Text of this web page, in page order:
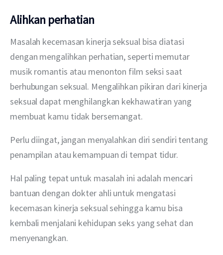
Alihkan perhatian
Masalah kecemasan kinerja seksual bisa diatasi
dengan mengalihkan perhatian, seperti memutar
musik romantis atau menonton film seksi saat
berhubungan seksual. Mengalihkan pikiran dari kinerja
seksual dapat menghilangkan kekhawatiran yang
membuat kamu tidak bersemangat.
Perlu diingat, jangan menyalahkan diri sendiri tentang
penampilan atau kemampuan di tempat tidur.
Hal paling tepat untuk masalah ini adalah mencari
bantuan dengan dokter ahli untuk mengatasi
kecemasan kinerja seksual sehingga kamu bisa
kembali menjalani kehidupan seks yang sehat dan
menyenangkan.